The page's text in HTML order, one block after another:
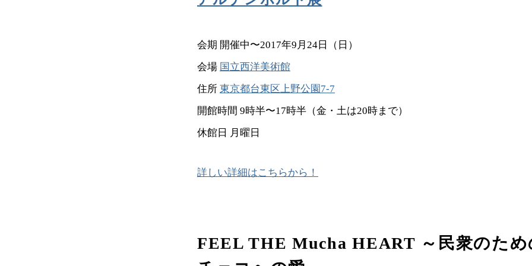
会期 開催中〜2017年9月24日（日）
会場 国立西洋美術館
住所 東京都台東区上野公園7-7
開館時間 9時半〜17時半（金・土は20時まで）
休館日 月曜日
詳しい詳細はこちらから！
FEEL THE Mucha HEART ～民衆のため